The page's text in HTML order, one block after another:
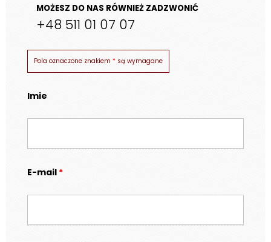
MOŻESZ DO NAS RÓWNIEŻ ZADZWONIĆ
+48 511 01 07 07
Pola oznaczone znakiem * są wymagane
Imie
E-mail *